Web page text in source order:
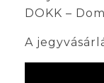
DOKK –
A